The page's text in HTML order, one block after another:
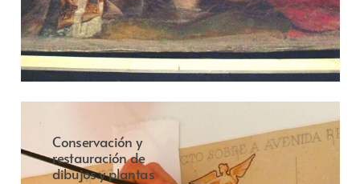
Conservación y
restauración de
dibujos y plantas